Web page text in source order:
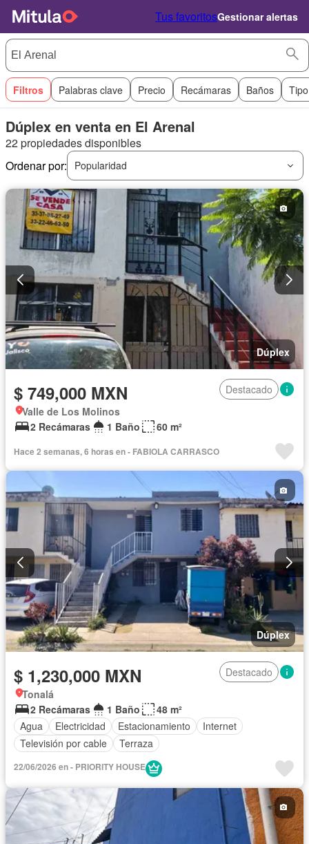
Tus favoritosGestionar alertas
Filtros Palabras clave Precio Recámaras Baños
Dúplex en venta en El Arenal
22 propiedades disponibles
Ordenar por:
Popularidad
Dúplex
$ 749,000 MXN
Destacado
Valle de Los Molinos
2 Recámaras
1 Baño 60 m²
Hace 2 semanas, 6 horas en - FABIOLA CARRASCO
Dúplex
$ 1,230,000 MXN
Destacado
Tonalá
2 Recámaras
1 Baño
48 m²
Agua
Electricidad Estacionamiento
Internet
Televisión por cable
Terraza
22/06/2026 en - PRIORITY HOUSE